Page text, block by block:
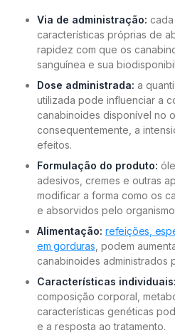
Via de administração:
características próprias de
rapidez com que os
sanguínea e sua
Dose administrada: a
utilizada pode influenciar a
canabinoides disponível no
consequentemente, a
efeitos.
Formulação do produto:
adesivos, cremes e outras
modificar a forma como os
e absorvidos pelo
Alimentação: refeições,
em gorduras , podem
canabinoides administrados
Características individuais:
composição corporal,
características genéticas
e a resposta ao tratamento.